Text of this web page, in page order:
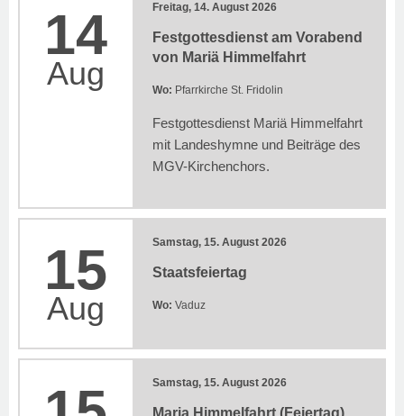
14
Aug
Freitag, 14. August 2026
Festgottesdienst am Vorabend
von Mariä Himmelfahrt
Wo: Pfarrkirche St. Fridolin
Festgottesdienst Mariä Himmelfahrt
mit Landeshymne und Beiträge des
MGV-Kirchenchors.
15
Aug
Samstag, 15. August 2026
Staatsfeiertag
Wo: Vaduz
Samstag, 15. August 2026